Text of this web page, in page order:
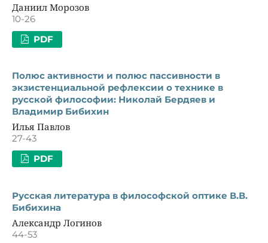
Даниил Морозов
10-26
PDF
Полюс активности и полюс пассивности в
экзистенциальной рефлексии о технике в
русской философии: Николай Бердяев и
Владимир Бибихин
Илья Павлов
27-43
PDF
Русская литература в философской оптике В.В.
Бибихина
Александр Логинов
44-53